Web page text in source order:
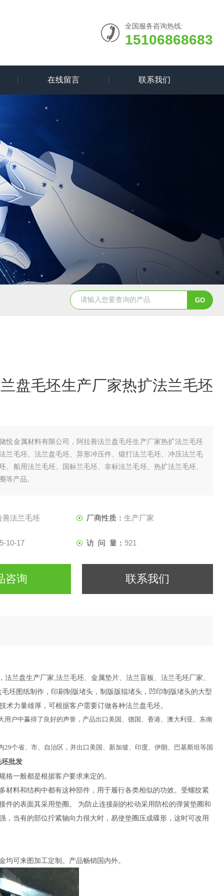
全国服务咨询热线:
15106868683
在线留言 联系我们
盘毛坯生产厂家热扩法兰毛坯
悦金属材料有限公司，阿拉善法兰盘毛坯生产厂家热扩法兰毛坯
兰毛坯、法兰盘毛坯、异形冲压件、锻打法兰毛坯、冲压法兰毛
、船用法兰毛坯、国标兰毛坯、非标法兰毛坯、热扩法兰毛坯、
等产品。
善法兰毛坯 厂商性质： 生产厂家
10-17 访 问 量： 921
咨询 联系我们
兰盘生产厂家,法兰毛坯、金属垫片、法兰盲板、法兰毛坯厂家、
坯图纸制作，印刷制版堵头，制版版辊堵头，凹印制版堵头的大型
力量雄厚，可根据客户需要订做各种法兰盘毛坯。
户中赢得了良好的声誉，产品出口美国、德国、香港、澳大利亚、东南
个省、市、自治区，并出口美国、新加坡、印度、伊朗、巴基斯坦等国
批发
一般都是根据客户要求来定的。
料和结构中都有这种部件，用于履行各类相似的功效。受螺纹紧
的表面其采用垫圈。 为防止连接副的松动采用防松的弹簧垫圈和
当有的部位拧紧轴向力很大时，易使垫圈压成碟形，这时可改用
可来图加工定制。产品畅销国内外。